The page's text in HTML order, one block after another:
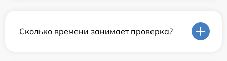
Сколько времени занимает проверка?